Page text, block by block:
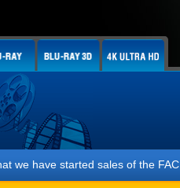
sales of the FAC #158